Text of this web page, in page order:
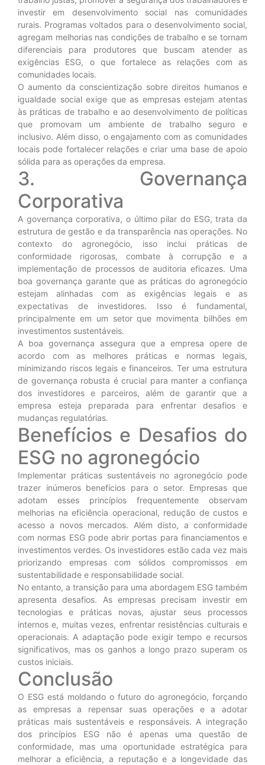
investir em desenvolvimento social nas comunidades
rurais. Programas voltados para o desenvolvimento social,
agregam melhorias nas condições de trabalho e se tornam
diferenciais para produtores que buscam atender as
exigências ESG, o que fortalece as relações com as
comunidades locais.
O aumento da conscientização sobre direitos humanos e
igualdade social exige que as empresas estejam atentas
às práticas de trabalho e ao desenvolvimento de políticas
que promovam um ambiente de trabalho seguro e
inclusivo. Além disso, o engajamento com as comunidades
locais pode fortalecer relações e criar uma base de apoio
sólida para as operações da empresa.
3. Governança
Corporativa
A governança corporativa, o último pilar do ESG, trata da
estrutura de gestão e da transparência nas operações. No
contexto do agronegócio, isso inclui práticas de
conformidade rigorosas, combate à corrupção e a
implementação de processos de auditoria eficazes. Uma
boa governança garante que as práticas do agronegócio
estejam alinhadas com as exigências legais e as
expectativas de investidores. Isso é fundamental,
principalmente em um setor que movimenta bilhões em
investimentos sustentáveis.
A boa governança assegura que a empresa opere de
acordo com as melhores práticas e normas legais,
minimizando riscos legais e financeiros. Ter uma estrutura
de governança robusta é crucial para manter a confiança
dos investidores e parceiros, além de garantir que a
empresa esteja preparada para enfrentar desafios e
mudanças regulatórias.
Benefícios e Desafios do
ESG no agronegócio
Implementar práticas sustentáveis no agronegócio pode
trazer inúmeros benefícios para o setor. Empresas que
adotam esses princípios frequentemente observam
melhorias na eficiência operacional, redução de custos e
acesso a novos mercados. Além disto, a conformidade
com normas ESG pode abrir portas para financiamentos e
investimentos verdes. Os investidores estão cada vez mais
priorizando empresas com sólidos compromissos em
sustentabilidade e responsabilidade social.
No entanto, a transição para uma abordagem ESG também
apresenta desafios. As empresas precisam investir em
tecnologias e práticas novas, ajustar seus processos
internos e, muitas vezes, enfrentar resistências culturais e
operacionais. A adaptação pode exigir tempo e recursos
significativos, mas os ganhos a longo prazo superam os
custos iniciais.
Conclusão
O ESG está moldando o futuro do agronegócio, forçando
as empresas a repensar suas operações e a adotar
práticas mais sustentáveis e responsáveis. A integração
dos princípios ESG não é apenas uma questão de
conformidade, mas uma oportunidade estratégica para
melhorar a eficiência, a reputação e a longevidade das